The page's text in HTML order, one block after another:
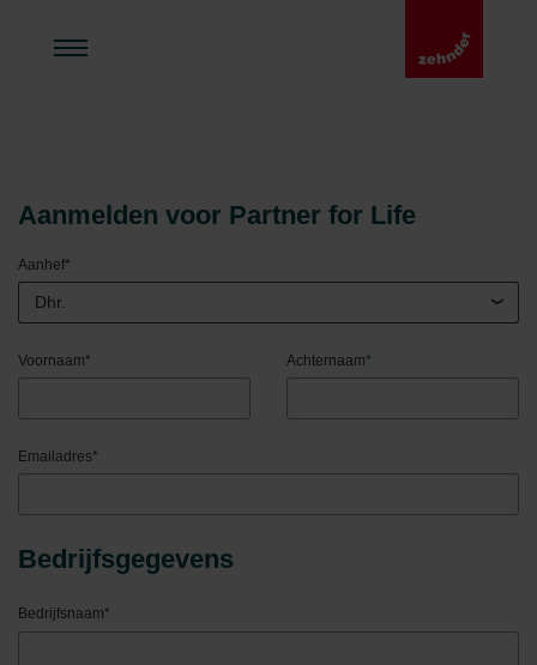
Aanmelden voor Partner for Life
Dhr.
Aanhef*
Voornaam* Achternaam*
Emailadres*
Bedrijfsgegevens
Bedrijfsnaam*